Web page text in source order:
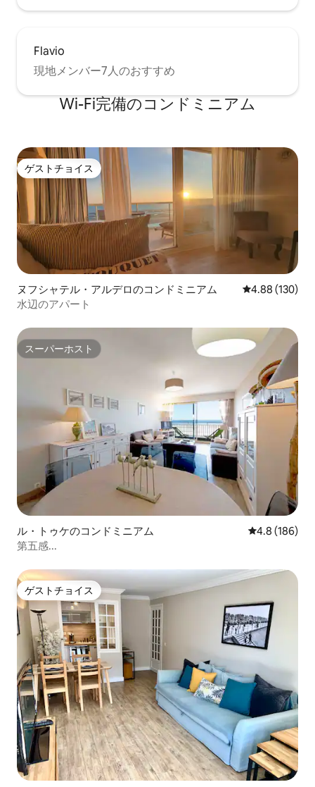
Flavio
現地メンバー7人のおすすめ
Wi-Fi完備のコンドミニアム
ゲストチョイス
ゲストチョイス
ヌフシャテル・アルデロのコンドミニアム レビュー130
4.88 (130)
水辺のアパート
スーパーホスト
スーパーホスト
ル・トゥケのコンドミニアム レビュー186
4.8 (186)
第五感...
ゲストチョイス
ゲストチョイス